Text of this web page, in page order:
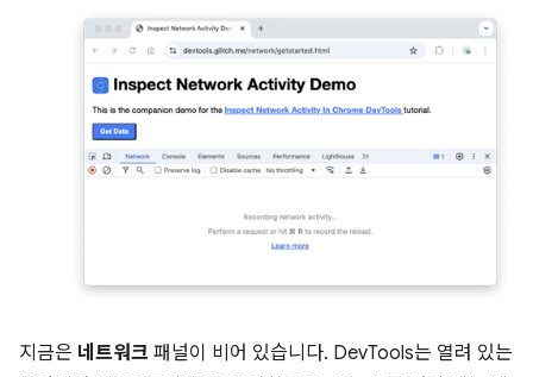
지금은 네트워크 패널이 비어 있습니다. DevTools는 열려 있는